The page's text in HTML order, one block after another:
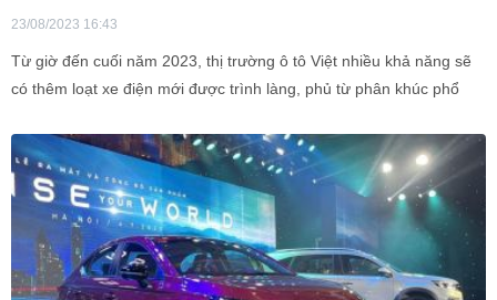
23/08/2023 16:43
Từ giờ đến cuối năm 2023, thị trường ô tô Việt nhiều khả năng sẽ
có thêm loạt xe điện mới được trình làng, phủ từ phân khúc phổ